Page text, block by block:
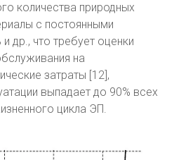
количества природных
с постоянными
др., что требует оценки
на
затраты [12],
выпадает до 90% всех
цикла ЭП.